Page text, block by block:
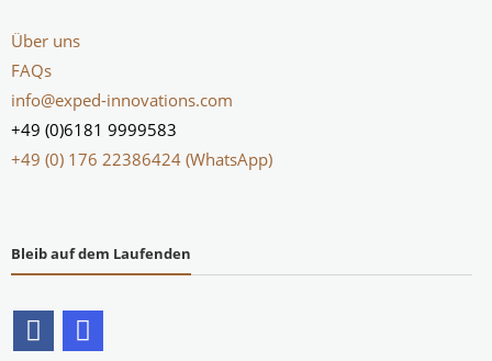
Über uns
FAQs
info@exped-innovations.com
+49 (0)6181 9999583
+49 (0) 176 22386424 (WhatsApp)
Bleib auf dem Laufenden